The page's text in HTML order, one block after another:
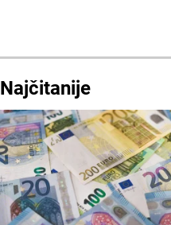
Najčitanije